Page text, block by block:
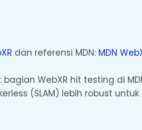
dan referensi MDN: MDN
WebXR hit testing di
(SLAM) lebih robust